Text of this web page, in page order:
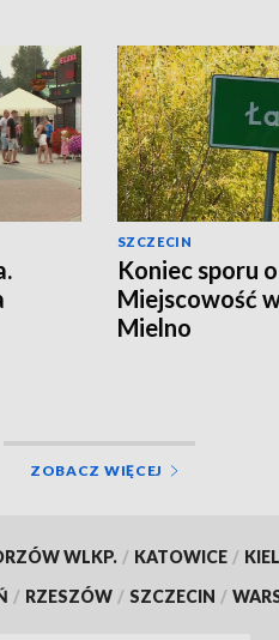
SZCZECIN
Koniec sporu
Miejscowość
Mielno
ZOBACZ WIĘCEJ
WLKP. / KATOWICE /
/ RZESZÓW / SZCZECIN /